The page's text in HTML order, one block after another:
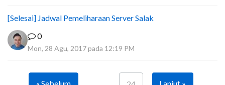
[Selesai] Jadwal Pemeliharaan Server Salak
0
Mon, 28 Agu, 2017 pada 12:19 PM